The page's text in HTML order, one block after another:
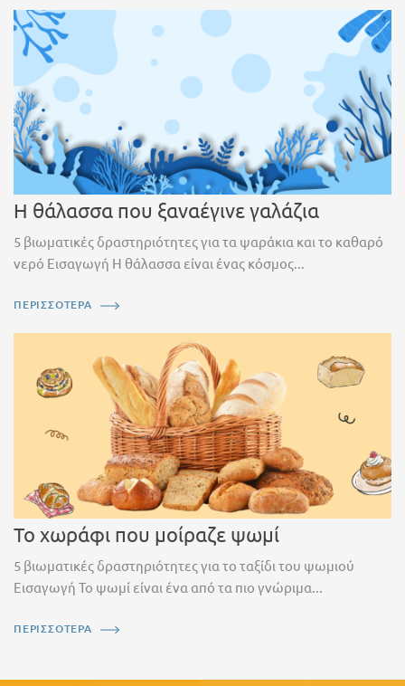
Η θάλασσα που ξαναέγινε γαλάζια
5 βιωματικές δραστηριότητες για τα ψαράκια και το καθαρό
νερό Εισαγωγή Η θάλασσα είναι ένας κόσμος...
ΠΕΡΙΣΣΟΤΕΡΑ
Το χωράφι που μοίραζε ψωμί
5 βιωματικές δραστηριότητες για το ταξίδι του ψωμιού
Εισαγωγή Το ψωμί είναι ένα από τα πιο γνώριμα...
ΠΕΡΙΣΣΟΤΕΡΑ